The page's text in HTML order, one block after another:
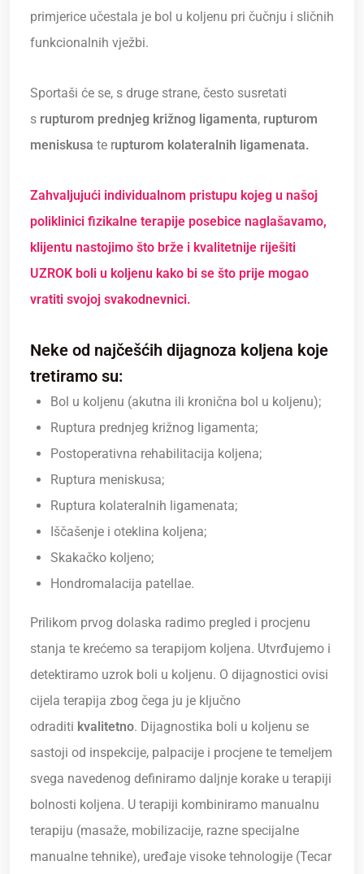
primjerice učestala je bol u koljenu pri čučnju i sličnih
funkcionalnih vježbi.
Sportaši će se, s druge strane, često susretati
s rupturom prednjeg križnog ligamenta, rupturom
meniskusa te rupturom kolateralnih ligamenata.
Zahvaljujući individualnom pristupu kojeg u našoj
poliklinici fizikalne terapije posebice naglašavamo,
klijentu nastojimo što brže i kvalitetnije riješiti
UZROK boli u koljenu kako bi se što prije mogao
vratiti svojoj svakodnevnici.
Neke od najčešćih dijagnoza koljena koje
tretiramo su:
Bol u koljenu (akutna ili kronična bol u koljenu);
Ruptura prednjeg križnog ligamenta;
Postoperativna rehabilitacija koljena;
Ruptura meniskusa;
Ruptura kolateralnih ligamenata;
Iščašenje i oteklina koljena;
Skakačko koljeno;
Hondromalacija patellae.
Prilikom prvog dolaska radimo pregled i procjenu
stanja te krećemo sa terapijom koljena. Utvrđujemo i
detektiramo uzrok boli u koljenu. O dijagnostici ovisi
cijela terapija zbog čega ju je ključno
odraditi kvalitetno. Dijagnostika boli u koljenu se
sastoji od inspekcije, palpacije i procjene te temeljem
svega navedenog definiramo daljnje korake u terapiji
bolnosti koljena. U terapiji kombiniramo manualnu
terapiju (masaže, mobilizacije, razne specijalne
manualne tehnike), uređaje visoke tehnologije (Tecar